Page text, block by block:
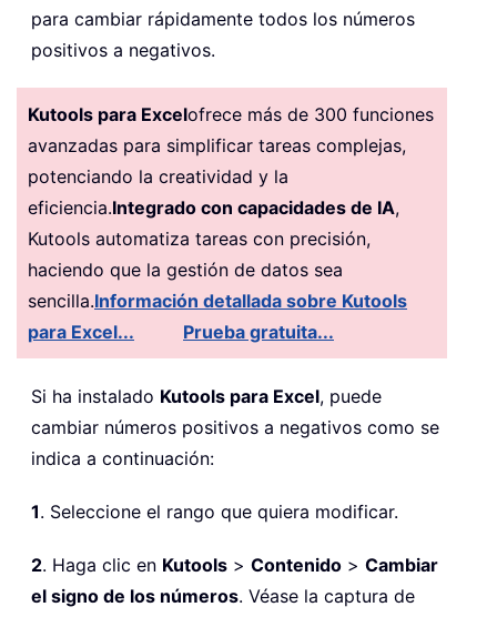
para cambiar rápidamente todos los números
positivos a negativos.
Kutools para Excelofrece más de 300 funciones
avanzadas para simplificar tareas complejas,
potenciando la creatividad y la
eficiencia.Integrado con capacidades de IA,
Kutools automatiza tareas con precisión,
haciendo que la gestión de datos sea
sencilla.Información detallada sobre Kutools
para Excel...
Prueba gratuita...
Si ha instalado Kutools para Excel, puede
cambiar números positivos a negativos como se
indica a continuación:
1. Seleccione el rango que quiera modificar.
2. Haga clic en Kutools > Contenido > Cambiar
el signo de los números. Véase la captura de